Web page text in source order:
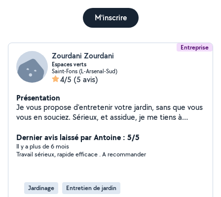
M'inscrire
Entreprise
Zourdani Zourdani
Espaces verts
Saint-Fons (L-Arsenal-Sud)
4/5 (5 avis)
Présentation
Je vous propose d'entretenir votre jardin, sans que vous
vous en souciez. Sérieux, et assidue, je me tiens à
besoins. - Tonte de votre pelouse - Taille de vos haies
dans le respect des saisons - Entretien quotidien ou
ponctuel - Divers travaux de jardinage Désherbage,
vos déchets
Dernier avis laissé par Antoine : 5/5
Il y a plus de 6 mois
Travail sérieux, rapide efficace . A recommander
Jardinage Entretien de jardin